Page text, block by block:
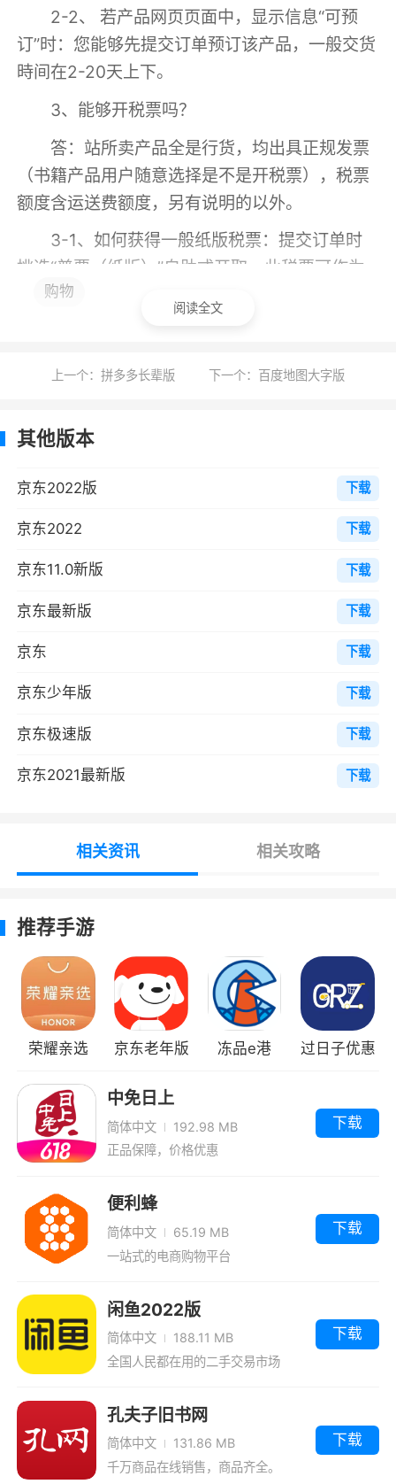
2-2、 若产品网页页面中，显示信息“可预
订”时：您能够先提交订单预订该产品，一般交货
時间在2-20天上下。
3、能够开税票吗？
答：站所卖产品全是行货，均出具正规发票
（书籍产品用户随意选择是不是开税票），税票
额度含运送费额度，另有说明的以外。
3-1、如何获得一般纸版税票：提交订单时
挑选“普票（纸版）”自助式开取，此税票可作为
企业报销凭证，一个订单信息相匹配一张或多个
3-2、如何获得一般发票：提交订单时挑选
后，系统软件会全自动出具，用户可登录京东商
城个人帐户，在订单信息页-支付信息内容网页页
面免费下载。发票是税局认同的合理收付款凭
证，具备售后服务消费者维权的法律认可，暂不
可以用以企业费用报销应用。本人用户挑选出具
发票后没法获得本人仰头的一般纸版税票。
1.快速下单，找到自己喜欢的商品，可以直
接点击加入购物车和直接购买；
2.订单查询，购买以后就可以在自己的后台
来查看，看商家有没有发货；
4.配送管理，购买的商品商家联系快递后，
5.产品详情，每个界面都有自己的产品介
绍，界面没有介绍清楚的地方可以询问客服；
6.优质服务，界面上没有介绍详细的地方，
都可以在后台来询问客服人员。
1、商品价值还行，比如：一箱抽纸8包、5
块肥皂、10个鸡蛋等等，其它的自测
前，先领券，就可以大省一笔
3、使用白条购物，可以获得更多的优惠，
还有大量的礼包可以领取使用
4、比价：您可以到家乐福、沃尔玛、国
美、苏宁等任何一家超市或者连锁店,只需对着商
品条形码轻按按钮即可实现和京东商城比价。让
5、大家每次线上选购，都可以享受到超值
的福利，能获得更多的佣金
购物
阅读全文
上一个：拼多多长辈版 下一个：百度地图大字版
其他版本
京东2022版 下载
京东2022 下载
京东11.0新版 下载
京东最新版 下载
京东 下载
京东少年版 下载
京东极速版 下载
京东2021最新版 下载
相关资讯 相关攻略
推荐手游
荣耀亲选 京东老年版 冻品e港 过日子优惠
中免日上
简体中文
192.98 MB
正品保障，价格优惠
下载
便利蜂
简体中文
65.19 MB
一站式的电商购物平台
下载
闲鱼2022版
简体中文
188.11 MB
全国人民都在用的二手交易市场
下载
孔夫子旧书网
简体中文
131.86 MB
千万商品在线销售，商品齐全。
下载